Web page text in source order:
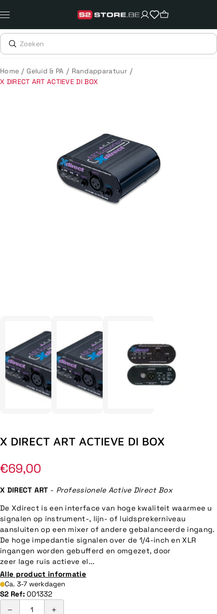
naar
content
Home / Geluid & PA / Randapparatuur /
X DIRECT ART ACTIEVE DI BOX
X DIRECT ART ACTIEVE DI BOX
Normale
prijs
€69,00
X DIRECT ART - Professionele Active Direct Box
De Xdirect is een interface van hoge kwaliteit waarmee u
signalen op instrument-, lijn- of luidsprekerniveau
aansluiten op een mixer of andere gebalanceerde ingang.
De hoge impedantie signalen over de 1/4-inch en XLR
ingangen worden gebufferd en omgezet, door
zeer lage ruis actieve el...
Alle product informatie
Ca. 3-7 werkdagen
S2 Ref: 001332